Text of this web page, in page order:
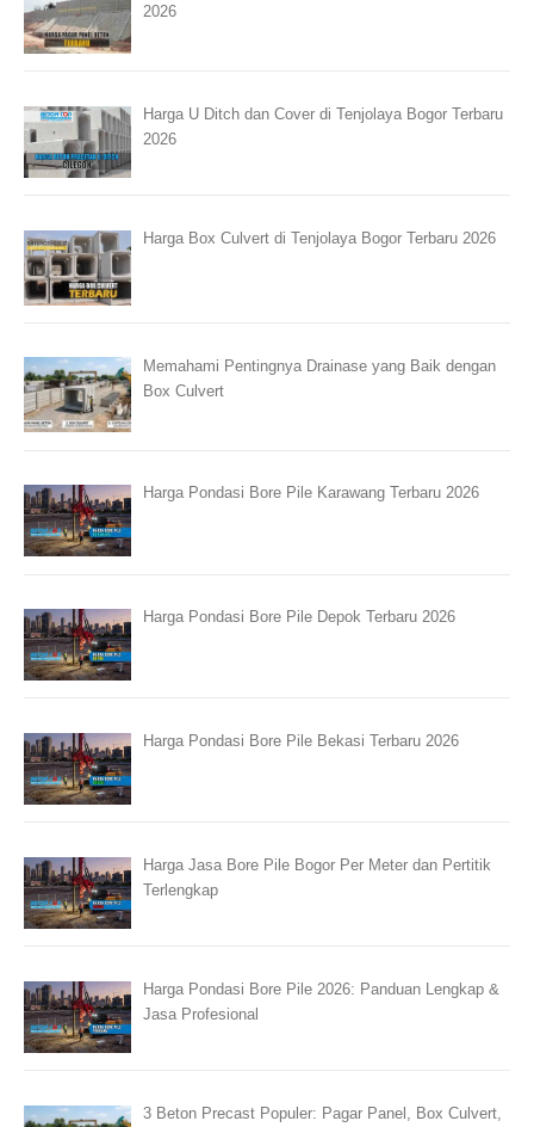
2026
Harga U Ditch dan Cover di Tenjolaya Bogor Terbaru
2026
Harga Box Culvert di Tenjolaya Bogor Terbaru 2026
Memahami Pentingnya Drainase yang Baik dengan
Box Culvert
Harga Pondasi Bore Pile Karawang Terbaru 2026
Harga Pondasi Bore Pile Depok Terbaru 2026
Harga Pondasi Bore Pile Bekasi Terbaru 2026
Harga Jasa Bore Pile Bogor Per Meter dan Pertitik
Terlengkap
Harga Pondasi Bore Pile 2026: Panduan Lengkap &
Jasa Profesional
3 Beton Precast Populer: Pagar Panel, Box Culvert,